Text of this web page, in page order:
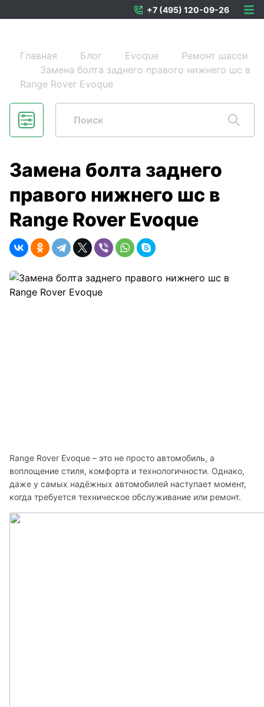
+7 (495) 120-09-26
Главная Блог Evoque
Ремонт шасси
Замена болта заднего правого нижнего шс в
Range Rover Evoque
Range Rover Evoque – это не просто автомобиль, а
воплощение стиля, комфорта и технологичности. Однако,
даже у самых надёжных автомобилей наступает момент,
когда требуется техническое обслуживание или ремонт.